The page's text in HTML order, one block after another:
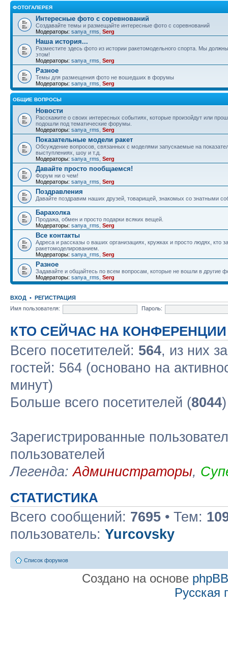
ФОТОГАЛЕРЕЯ
Интересные фото с соревнований
Создавайте темы и размещайте интересные фото с соревнований
Модераторы: sanya_rms Serg
Наша история...
Разместите здесь фото из истории ракетомодельного спорта. Мы
этом!
Модераторы: sanya_rms Serg
Разное
Темы для размещения фото не вошедших в форумы
Модераторы: sanya_rms Serg
ОБЩИЕ ВОПРОСЫ
Новости
Расскажите о своих интересных событиях, которые произойдут или
подошли под тематические форумы.
Модераторы: sanya_rms Serg
Показательные модели ракет
Обсуждение вопросов, связанных с моделями запускаемые на
выступлениях, шоу и т.д.
Модераторы: sanya_rms Serg
Давайте просто пообщаемся!
Форум ни о чем!
Модераторы: sanya_rms Serg
Поздравления
Давайте поздравим наших друзей, товарищей, знакомых со знатными
Барахолка
Продажа, обмен и просто подарки всяких вещей.
Модераторы: sanya_rms Serg
Все контакты
Адреса и рассказы о ваших организациях, кружках и просто людях, кто
ракетомоделированием.
Модераторы: sanya_rms Serg
Разное
Задавайте и общайтесь по всем вопросам, которые не вошли в другие
Модераторы: sanya_rms Serg
ВХОД • РЕГИСТРАЦИЯ
Имя пользователя:
Пароль:
КТО СЕЙЧАС НА КОНФЕРЕНЦИИ
Всего посетителей: 564, из них
гостей: 564 (основано на
минут)
Больше всего посетителей (8044
Зарегистрированные
пользователей
Легенда:Администраторы,
СТАТИСТИКА
Всего сообщений: 7695 • Тем:
пользователь: Yurcovsky
Список форумов
Создано на основе phpBB
Русская